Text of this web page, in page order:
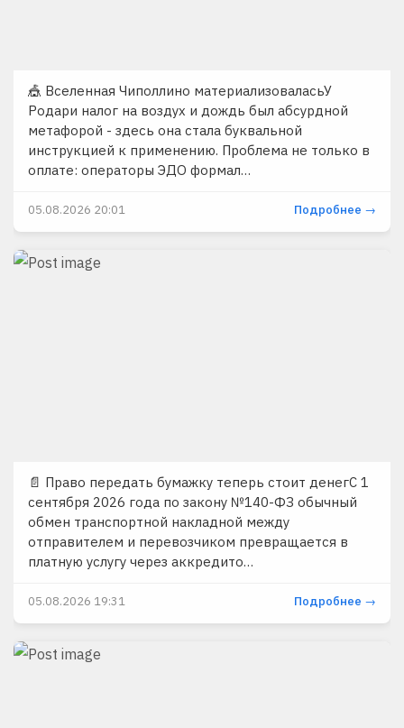
🎪 Вселенная Чиполлино материализоваласьУ
Родари налог на воздух и дождь был абсурдной
метафорой - здесь она стала буквальной
инструкцией к применению. Проблема не только в
оплате: операторы ЭДО формал…
05.08.2026 20:01 Подробнее →
📄 Право передать бумажку теперь стоит денегС 1
сентября 2026 года по закону №140-ФЗ обычный
обмен транспортной накладной между
отправителем и перевозчиком превращается в
платную услугу через аккредито…
05.08.2026 19:31 Подробнее →